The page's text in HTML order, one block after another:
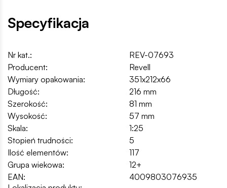
Specyfikacja
Nr kat.:
REV-07693
Producent:
Revell
Wymiary opakowania:
351x212x66
Długość:
216 mm
Szerokość:
81 mm
Wysokość:
57 mm
Skala:
1:25
Stopień trudności:
5
Ilość elementów:
117
Grupa wiekowa:
12+
EAN:
4009803076935